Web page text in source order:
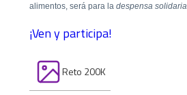
alimentos, será para ladespensa solidaria
¡Ven y participa!
Reto 200K